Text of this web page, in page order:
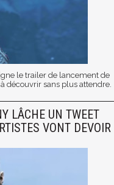
le trailer de lancement de
découvrir sans plus attendre.
LÂCHE UN TWEET
VONT DEVOIR